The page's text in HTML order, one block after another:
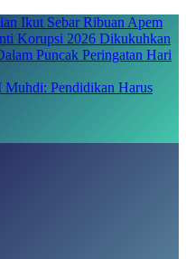
Ikut Sebar Ribuan Apem
Korupsi 2026 Dikukuhkan
Puncak Peringatan Hari
Pendidikan Harus